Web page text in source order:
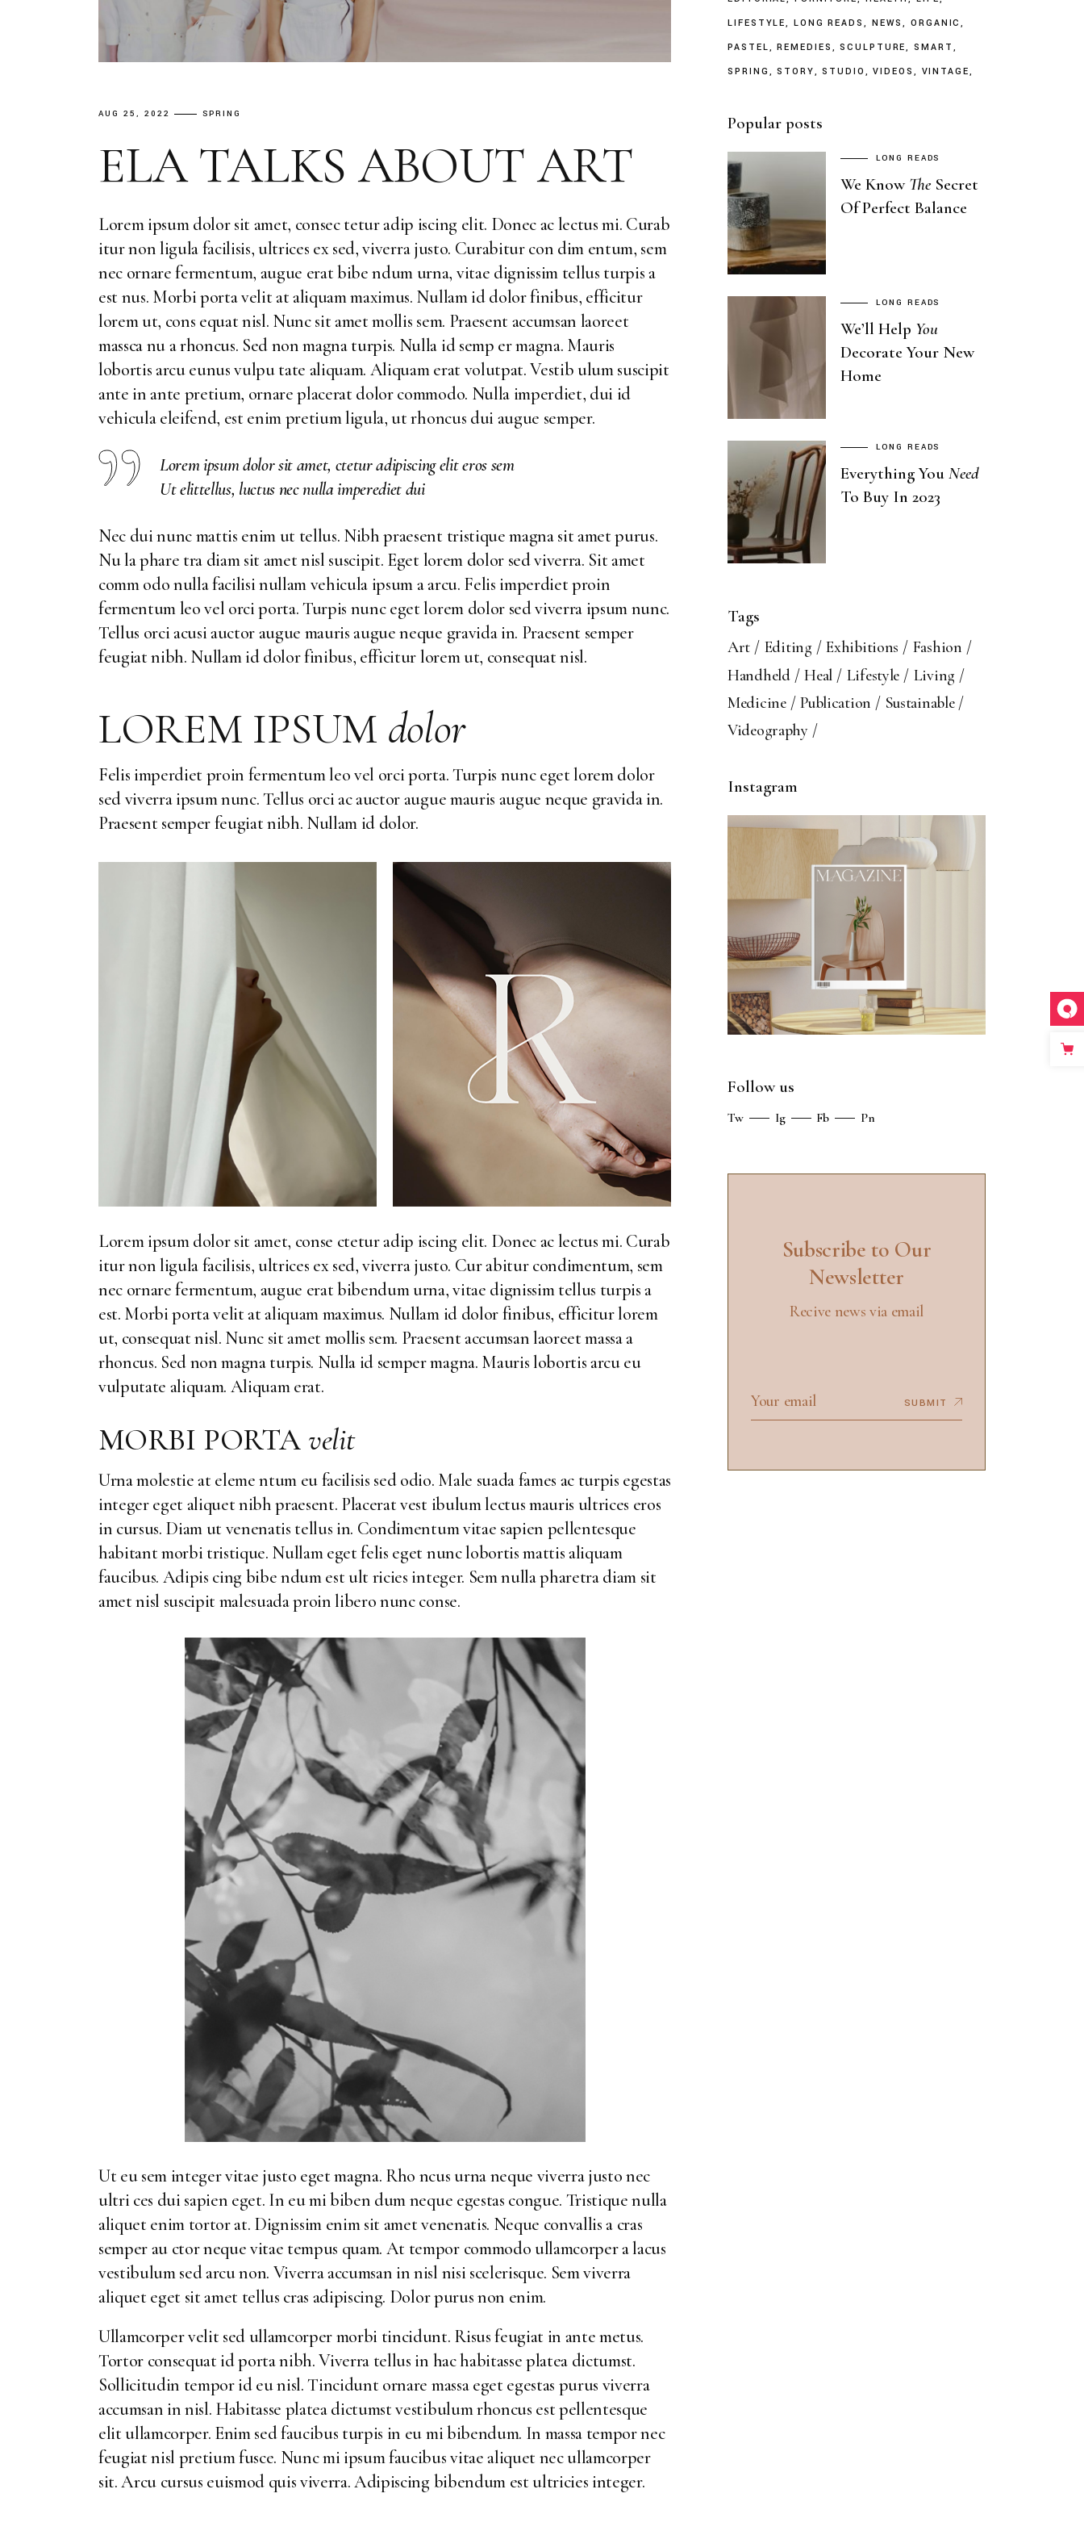
AUG 25, 2022 SPRING
ELA TALKS ABOUT ART
Lorem ipsum dolor sit amet, consec tetur adip iscing elit. Donec ac lectus mi. Curab
itur non ligula facilisis, ultrices ex sed, viverra justo. Curabitur con dim entum, sem
nec ornare fermentum, augue erat bibe ndum urna, vitae dignissim tellus turpis a
est nus. Morbi porta velit at aliquam maximus. Nullam id dolor finibus, efficitur
lorem ut, cons equat nisl. Nunc sit amet mollis sem. Praesent accumsan laoreet
massca nu a rhoncus. Sed non magna turpis. Nulla id semp er magna. Mauris
lobortis arcu eunus vulpu tate aliquam. Aliquam erat volutpat. Vestib ulum suscipit
ante in ante pretium, ornare placerat dolor commodo. Nulla imperdiet, dui id
vehicula eleifend, est enim pretium ligula, ut rhoncus dui augue semper.
Lorem ipsum dolor sit amet, ctetur adipiscing elit eros sem
Ut elittellus, luctus nec nulla imperediet dui
Nec dui nunc mattis enim ut tellus. Nibh praesent tristique magna sit amet purus.
Nu la phare tra diam sit amet nisl suscipit. Eget lorem dolor sed viverra. Sit amet
comm odo nulla facilisi nullam vehicula ipsum a arcu. Felis imperdiet proin
fermentum leo vel orci porta. Turpis nunc eget lorem dolor sed viverra ipsum nunc.
Tellus orci acusi auctor augue mauris augue neque gravida in. Praesent semper
feugiat nibh. Nullam id dolor finibus, efficitur lorem ut, consequat nisl.
LOREM IPSUM dolor
Felis imperdiet proin fermentum leo vel orci porta. Turpis nunc eget lorem dolor
sed viverra ipsum nunc. Tellus orci ac auctor augue mauris augue neque gravida in.
Praesent semper feugiat nibh. Nullam id dolor.
Lorem ipsum dolor sit amet, conse ctetur adip iscing elit. Donec ac lectus mi. Curab
itur non ligula facilisis, ultrices ex sed, viverra justo. Cur abitur condimentum, sem
nec ornare fermentum, augue erat bibendum urna, vitae dignissim tellus turpis a
est. Morbi porta velit at aliquam maximus. Nullam id dolor finibus, efficitur lorem
ut, consequat nisl. Nunc sit amet mollis sem. Praesent accumsan laoreet massa a
rhoncus. Sed non magna turpis. Nulla id semper magna. Mauris lobortis arcu eu
vulputate aliquam. Aliquam erat.
MORBI PORTA velit
Urna molestie at eleme ntum eu facilisis sed odio. Male suada fames ac turpis egestas
integer eget aliquet nibh praesent. Placerat vest ibulum lectus mauris ultrices eros
in cursus. Diam ut venenatis tellus in. Condimentum vitae sapien pellentesque
habitant morbi tristique. Nullam eget felis eget nunc lobortis mattis aliquam
faucibus. Adipis cing bibe ndum est ult ricies integer. Sem nulla pharetra diam sit
amet nisl suscipit malesuada proin libero nunc conse.
Ut eu sem integer vitae justo eget magna. Rho ncus urna neque viverra justo nec
ultri ces dui sapien eget. In eu mi biben dum neque egestas congue. Tristique nulla
aliquet enim tortor at. Dignissim enim sit amet venenatis. Neque convallis a cras
semper au ctor neque vitae tempus quam. At tempor commodo ullamcorper a lacus
vestibulum sed arcu non. Viverra accumsan in nisl nisi scelerisque. Sem viverra
aliquet eget sit amet tellus cras adipiscing. Dolor purus non enim.
Ullamcorper velit sed ullamcorper morbi tincidunt. Risus feugiat in ante metus.
Tortor consequat id porta nibh. Viverra tellus in hac habitasse platea dictumst.
Sollicitudin tempor id eu nisl. Tincidunt ornare massa eget egestas purus viverra
accumsan in nisl. Habitasse platea dictumst vestibulum rhoncus est pellentesque
elit ullamcorper. Enim sed faucibus turpis in eu mi bibendum. In massa tempor nec
feugiat nisl pretium fusce. Nunc mi ipsum faucibus vitae aliquet nec ullamcorper
sit. Arcu cursus euismod quis viverra. Adipiscing bibendum est ultricies integer.
LIFESTYLE
LONG READS NEWS
ORGANIC
PASTEL
REMEDIES SCULPTURE
SMART
SPRING
STORY STUDIO VIDEOS VINTAGE
Popular posts
LONG READS
We Know The Secret
Of Perfect Balance
LONG READS
We’ll Help You
Decorate Your New
Home
LONG READS
Everything You Need
To Buy In 2023
Tags
Art Editing Exhibitions
Fashion
Handheld
Heal Lifestyle
Living
Medicine
Publication
Sustainable
Videography
Instagram
Follow us
Tw Ig Fb Pn
Subscribe to Our
Newsletter
Recive news via email
SUBMIT